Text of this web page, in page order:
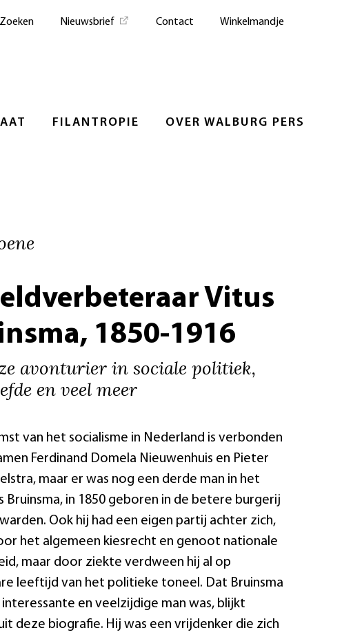
FILANTROPIE OVER WALBURG PERS
Zoeken Nieuwsbrief Contact Winkelmandje
Vitus
1850-1916
avonturier in sociale politiek,
en veel meer
van het socialisme in Nederland is verbonden
Ferdinand Domela Nieuwenhuis en Pieter
maar er was nog een derde man in het
Bruinsma, in 1850 geboren in de betere burgerij
Ook hij had een eigen partij achter zich,
het algemeen kiesrecht en genoot nationale
maar door ziekte verdween hij al op
leeftijd van het politieke toneel. Dat Bruinsma
en veelzijdige man was, blijkt
deze biografie. Hij was een vrijdenker die zich